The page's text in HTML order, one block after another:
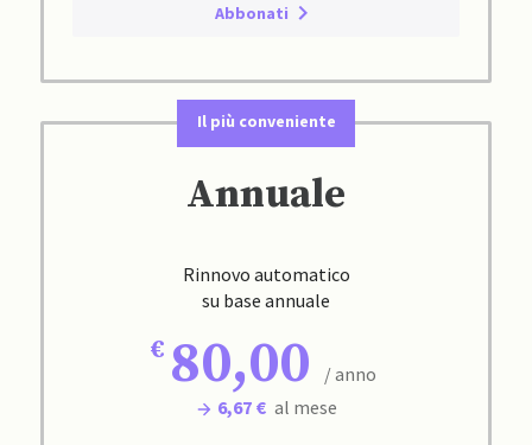
Abbonati
Il più conveniente
Annuale
Rinnovo automatico
su base annuale
80,00
/ anno
6,67 € al mese